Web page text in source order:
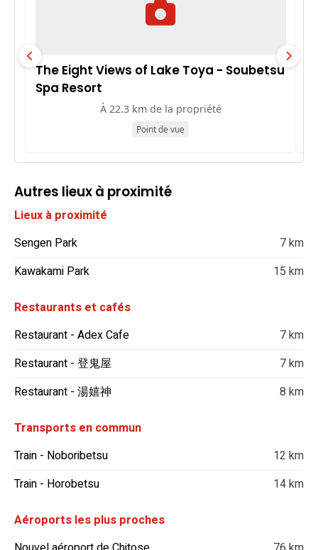
The Eight Views of Lake Toya - Soubetsu
Spa Resort
À 22.3 km de la propriété
Point de vue
Autres lieux à proximité
Lieux à proximité
Sengen Park
7 km
Kawakami Park
15 km
Restaurants et cafés
Restaurant - Adex Cafe
7 km
Restaurant - 登鬼屋
7 km
Restaurant - 湯嬉神
8 km
Transports en commun
Train - Noboribetsu
12 km
Train - Horobetsu
14 km
Aéroports les plus proches